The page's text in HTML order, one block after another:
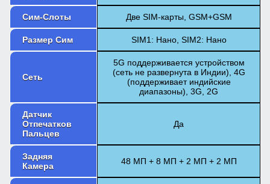
Сим-Слоты Две SIM-карты, GSM+GSM
Размер Сим SIM1: Нано, SIM2: Нано
Сеть
5G поддерживается устройством
(сеть не развернута в Индии), 4G
(поддерживает индийские
диапазоны), 3G, 2G
Датчик
Отпечатков
Пальцев
Да
Задняя
Камера
48 МП + 8 МП + 2 МП + 2 МП